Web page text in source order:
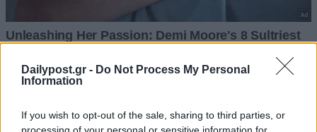
Dailypost.gr - Do Not Process My Personal
Information
If you wish to opt-out of the sale, sharing to third parties, or